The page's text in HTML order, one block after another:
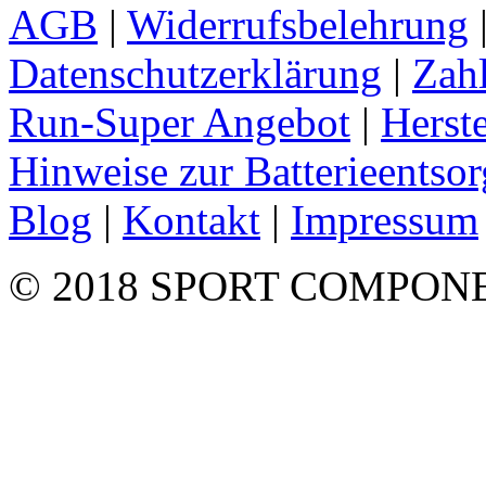
AGB | Widerrufsbelehrung
Datenschutzerklärung |
Run-Super Angebot |
Hinweise zur
Blog | Kontakt | Impressum
© 2018 SPORT